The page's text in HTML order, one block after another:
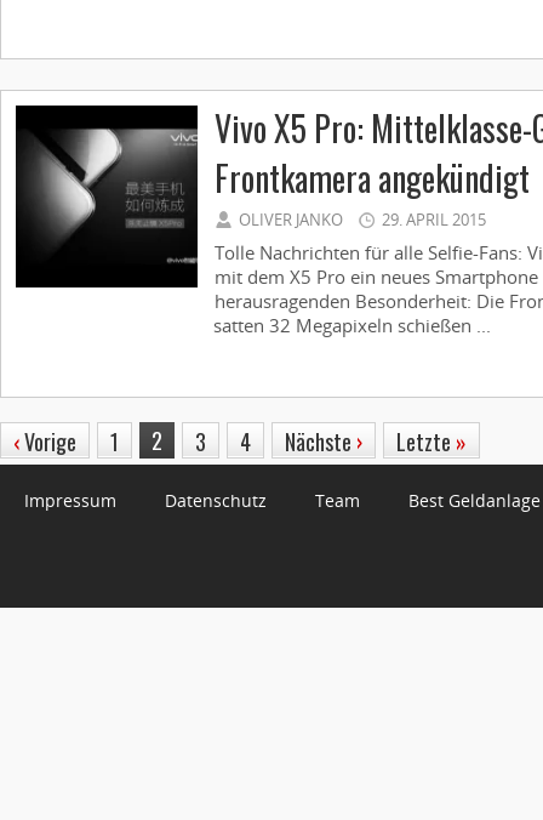
Vivo X5 Pro:
Frontkamera angekündigt
OLIVER JANKO 29. APRIL 2015
Tolle Nachrichten für alle Selfie-Fans:
mit dem X5 Pro ein neues
herausragenden Besonderheit: Die
satten 32 Megapixeln schießen ...
‹Vorige 1 2 3 4 Nächste › Letzte »
Impressum Datenschutz Team Best Geldanlage